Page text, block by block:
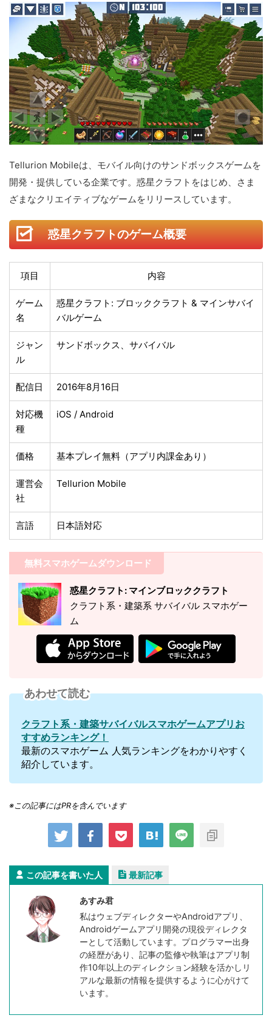
Tellurion Mobileは、モバイル向けのサンドボックスゲームを
開発・提供している企業です。惑星クラフトをはじめ、さま
ざまなクリエイティブなゲームをリリースしています。
惑星クラフトのゲーム概要
項目 内容
ゲーム
名
惑星クラフト: ブロッククラフト & マインサバイ
バルゲーム
ジャン
ル
サンドボックス、サバイバル
配信日 2016年8月16日
対応機
種
iOS / Android
価格 基本プレイ無料（アプリ内課金あり）
運営会
社
Tellurion Mobile
言語 日本語対応
無料スマホゲームダウンロード
惑星クラフト: マインブロッククラフト
クラフト系・建築系 サバイバル スマホゲー
ム
あわせて読む
クラフト系・建築サバイバルスマホゲームアプリお
すすめランキング！
最新のスマホゲーム 人気ランキングをわかりやすく
紹介しています。
※この記事にはPRを含んでいます
この記事を書いた人 最新記事
あすみ君
私はウェブディレクターやAndroidアプリ、
Androidゲームアプリ開発の現役ディレクタ
ーとして活動しています。プログラマー出身
の経歴があり、記事の監修や執筆はアプリ制
作10年以上のディレクション経験を活かしリ
アルな最新の情報を提供するように心がけて
います。